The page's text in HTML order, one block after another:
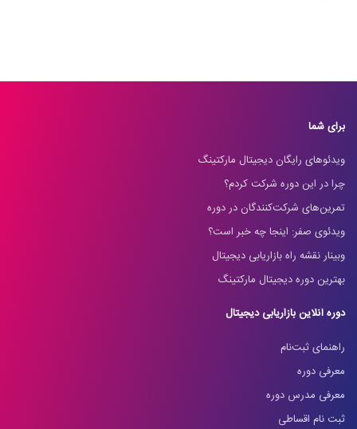
برای شما
ویدئوهای رایگان دیجیتال مارکتینگ
چرا در این دوره شرکت کردم؟
تمرین‌های شرکت‌کنندگان در دوره
ویدئوی صفر: اینجا چه خبر است؟
وبینار نقشه راه بازاریابی دیجیتال
بهترین دوره دیجیتال مارکتینگ
دوره آنلاین بازاریابی دیجیتال
راهنمای ثبت‌نام
معرفی دوره
معرفی مدرس دوره
ثبت نام اقساطی